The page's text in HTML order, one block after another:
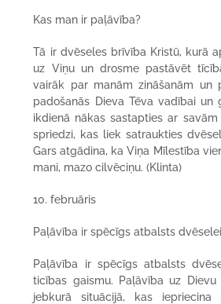
Kas man ir paļāvība?
Tā ir dvēseles brīvība Kristū, kurā
uz Viņu un drosme pastāvēt
vairāk par manām zināšanām un
padošanās Dieva Tēva vadībai un
ikdienā nākas sastapties ar
spriedzi, kas liek satraukties
Gars atgādina, ka Viņa Mīlestība
mani, mazo cilvēciņu. (Klinta)
10. februāris
Paļāvība ir spēcīgs atbalsts dvēselei
Paļāvība ir spēcīgs atbalsts
ticības gaismu. Paļāvība uz
jebkurā situācijā, kas